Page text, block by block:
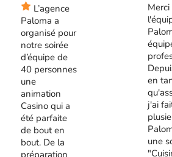
L’agence
Paloma a
organisé pour
notre soirée
d’équipe de
40 personnes
une
animation
Casino qui a
été parfaite
de bout en
bout. De la
préparation
en
j'ai
une